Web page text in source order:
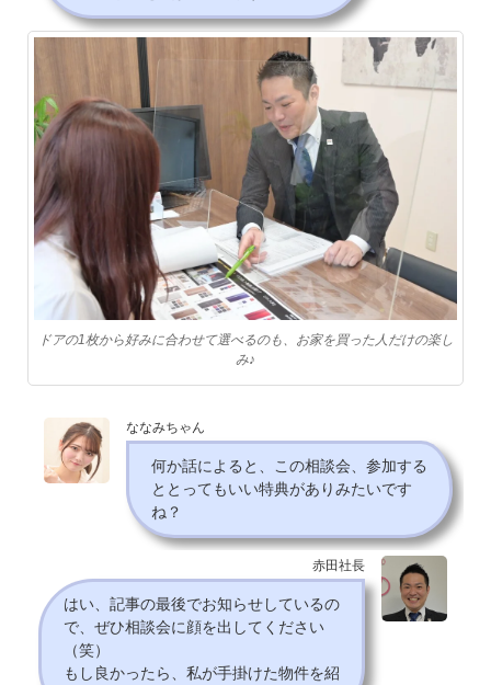
ドアの1枚から好みに合わせて選べるのも、お家を買った人だけの楽し
み♪
ななみちゃん
何か話によると、この相談会、参加する
ととってもいい特典がありみたいです
ね？
赤田社長
はい、記事の最後でお知らせしているの
で、ぜひ相談会に顔を出してください
（笑）
もし良かったら、私が手掛けた物件を紹